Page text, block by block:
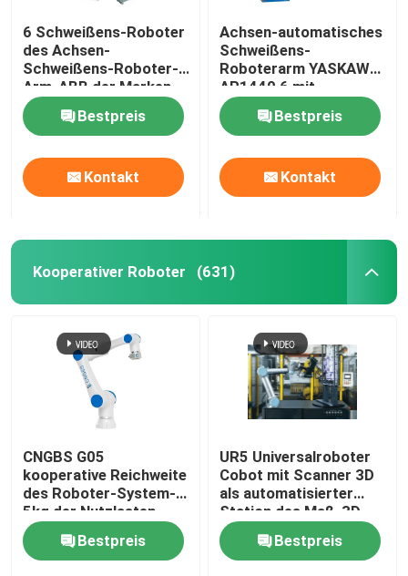
6 Schweißens-Roboter
des Achsen-
Schweißens-Roboter-
Arm-ABB der Marken-
IRB 1520ID mit
schweißender Energie
und Stellwerk Megmeet
Bestpreis
Kontakt
Achsen-automatisches
Schweißens-
Roboterarm YASKAWA
AR1440 6 mit
Kontrolleur Arc
Welding Robot des
Roboter-YRC1000
Bestpreis
Kontakt
Kooperativer Roboter (631)
CNGBS G05
kooperative Reichweite
des Roboter-System-
5kg der Nutzlasten-
800mm für das
Versammlungs-
Maschinen-Neigen
Bestpreis
UR5 Universalroboter
Cobot mit Scanner 3D
als automatisierter
Station des Maß-3D
Bestpreis